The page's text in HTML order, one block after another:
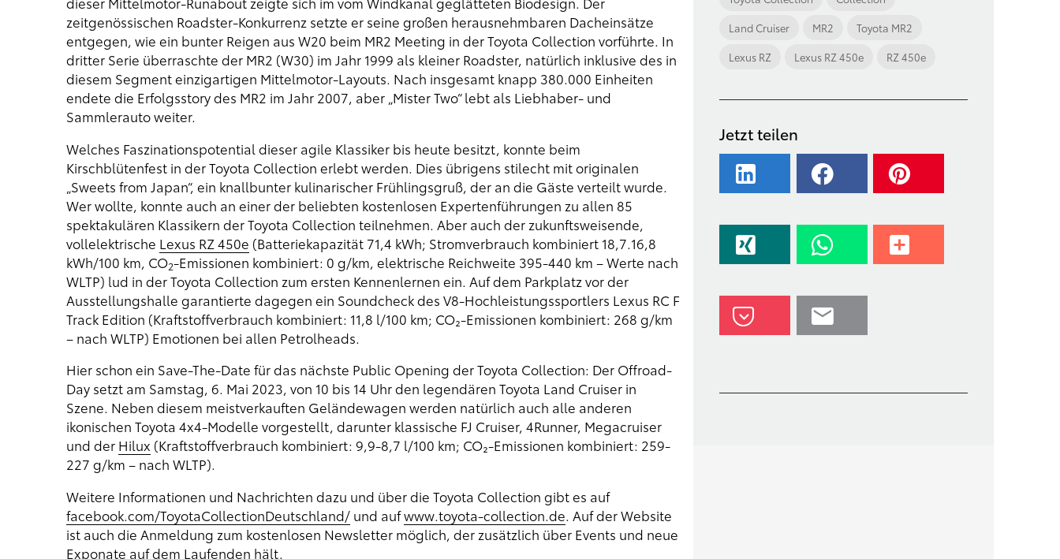
zeitgenössischen Roadster-Konkurrenz setzte er seine großen herausnehmbaren Dacheinsätze
entgegen, wie ein bunter Reigen aus W20 beim MR2 Meeting in der Toyota Collection vorführte. In
dritter Serie überraschte der MR2 (W30) im Jahr 1999 als kleiner Roadster, natürlich inklusive des in
diesem Segment einzigartigen Mittelmotor-Layouts. Nach insgesamt knapp 380.000 Einheiten
endete die Erfolgsstory des MR2 im Jahr 2007, aber „Mister Two“ lebt als Liebhaber- und
Sammlerauto weiter.
Welches Faszinationspotential dieser agile Klassiker bis heute besitzt, konnte beim
Kirschblütenfest in der Toyota Collection erlebt werden. Dies übrigens stilecht mit originalen
„Sweets from Japan“, ein knallbunter kulinarischer Frühlingsgruß, der an die Gäste verteilt wurde.
Wer wollte, konnte auch an einer der beliebten kostenlosen Expertenführungen zu allen 85
spektakulären Klassikern der Toyota Collection teilnehmen. Aber auch der zukunftsweisende,
vollelektrische Lexus RZ 450e (Batteriekapazität 71,4 kWh; Stromverbrauch kombiniert 18,7.16,8
kWh/100 km, CO2-Emissionen kombiniert: 0 g/km, elektrische Reichweite 395-440 km – Werte nach
WLTP) lud in der Toyota Collection zum ersten Kennenlernen ein. Auf dem Parkplatz vor der
Ausstellungshalle garantierte dagegen ein Soundcheck des V8-Hochleistungssportlers Lexus RC F
Track Edition (Kraftstoffverbrauch kombiniert: 11,8 l/100 km; CO₂-Emissionen kombiniert: 268 g/km
– nach WLTP) Emotionen bei allen Petrolheads.
Hier schon ein Save-The-Date für das nächste Public Opening der Toyota Collection: Der Offroad-
Day setzt am Samstag, 6. Mai 2023, von 10 bis 14 Uhr den legendären Toyota Land Cruiser in
Szene. Neben diesem meistverkauften Geländewagen werden natürlich auch alle anderen
ikonischen Toyota 4x4-Modelle vorgestellt, darunter klassische FJ Cruiser, 4Runner, Megacruiser
und der Hilux (Kraftstoffverbrauch kombiniert: 9,9-8,7 l/100 km; CO₂-Emissionen kombiniert: 259-
227 g/km – nach WLTP).
Weitere Informationen und Nachrichten dazu und über die Toyota Collection gibt es auf
facebook.com/ToyotaCollectionDeutschland/und aufwww.toyota-collection.de. Auf der Website
ist auch die Anmeldung zum kostenlosen Newsletter möglich, der zusätzlich über Events und neue
Exponate auf dem Laufenden hält.
Land Cruiser MR2 Toyota MR2
Lexus RZ Lexus RZ 450e RZ 450e
Jetzt teilen